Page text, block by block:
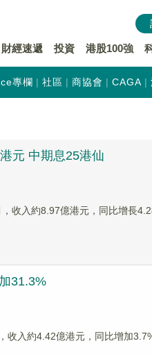
財經速遞 投資 港股100強
專欄 社區 商協會 CAGA
元 中期息25港仙
收入約8.97億港元，同比增長
31.3%
收入約4.42億港元，同比增加